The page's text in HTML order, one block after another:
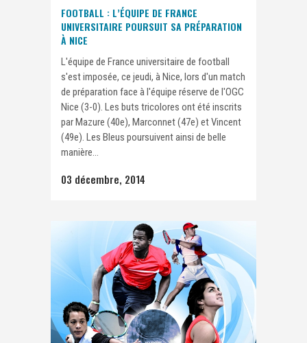
FOOTBALL : L’ÉQUIPE DE FRANCE
UNIVERSITAIRE POURSUIT SA PRÉPARATION
À NICE
L'équipe de France universitaire de football
s'est imposée, ce jeudi, à Nice, lors d'un match
de préparation face à l'équipe réserve de l'OGC
Nice (3-0). Les buts tricolores ont été inscrits
par Mazure (40e), Marconnet (47e) et Vincent
(49e). Les Bleus poursuivent ainsi de belle
manière...
03 décembre, 2014